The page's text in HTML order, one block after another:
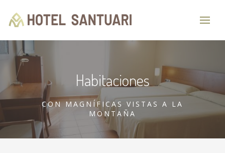
Habitaciones
CON MAGNÍFICAS VISTAS A LA
MONTAÑA